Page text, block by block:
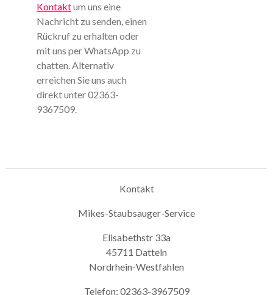
Kontaktum uns eine
Nachricht zu senden, einen
Rückruf zu erhalten oder
mit uns per WhatsApp zu
chatten. Alternativ
erreichen Sie uns auch
direkt unter02363-
9367509.
Kontakt
Mikes-Staubsauger-Service
Elisabethstr 33a
45711 Datteln
Nordrhein-Westfahlen
Telefon: 02363-3967509